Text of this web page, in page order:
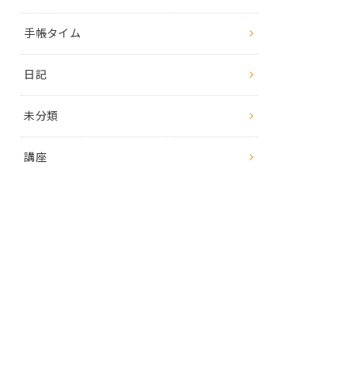
手帳タイム
日記
未分類
講座